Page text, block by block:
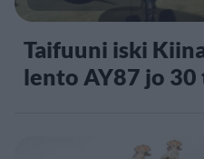
Taifuuni iski
lento AY87 jo